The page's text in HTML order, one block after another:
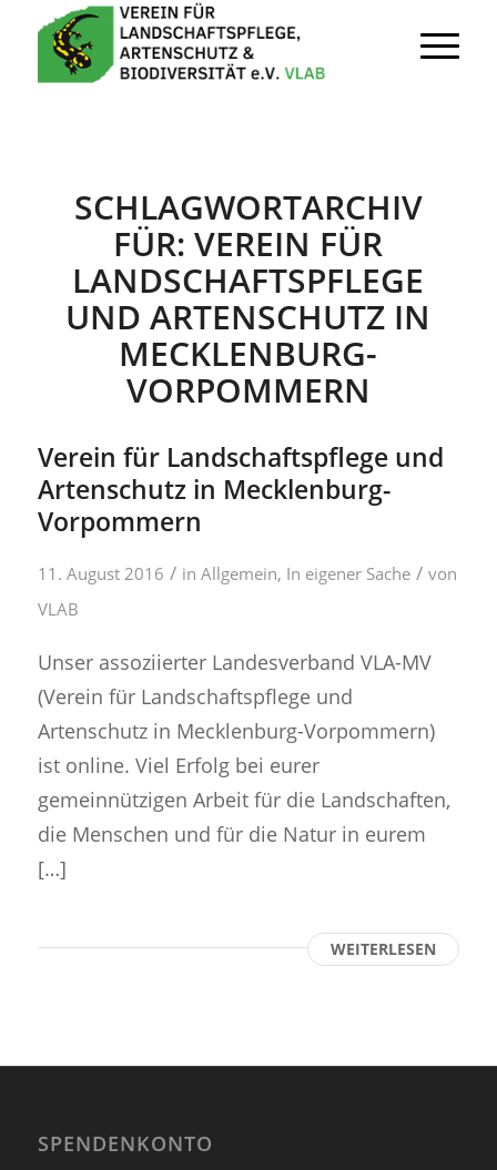
SCHLAGWORTARCHIV
FÜR:VEREIN FÜR
LANDSCHAFTSPFLEGE
UND ARTENSCHUTZ IN
MECKLENBURG-
VORPOMMERN
Verein für Landschaftspflege und
Artenschutz in Mecklenburg-
Vorpommern
11. August 2016 / in Allgemein, In eigener Sache / von
VLAB
Unser assoziierter Landesverband VLA-MV
(Verein für Landschaftspflege und
Artenschutz in Mecklenburg-Vorpommern)
ist online. Viel Erfolg bei eurer
gemeinnützigen Arbeit für die Landschaften,
die Menschen und für die Natur in eurem
[…]
WEITERLESEN
SPENDENKONTO